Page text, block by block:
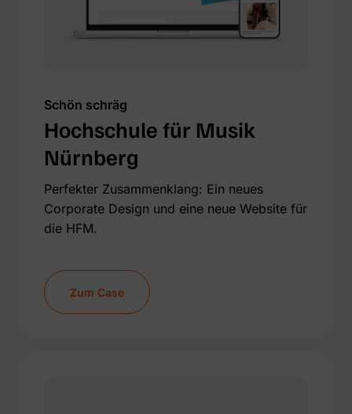
Schön schräg
Hochschule für Musik
Nürnberg
Perfekter Zusammenklang: Ein neues
Corporate Design und eine neue Website für
die HFM.
Zum Case